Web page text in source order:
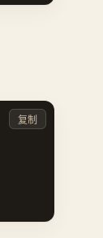
复制